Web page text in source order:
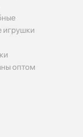
игрушки
оптом